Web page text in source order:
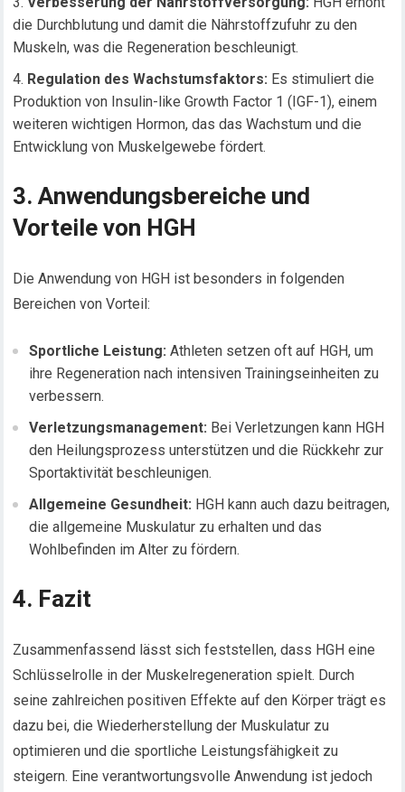
die Durchblutung und damit die Nährstoffzufuhr zu den
Muskeln, was die Regeneration beschleunigt.
Regulation des Wachstumsfaktors: Es stimuliert die
Produktion von Insulin-like Growth Factor 1 (IGF-1), einem
weiteren wichtigen Hormon, das das Wachstum und die
Entwicklung von Muskelgewebe fördert.
3. Anwendungsbereiche und
Vorteile von HGH
Die Anwendung von HGH ist besonders in folgenden
Bereichen von Vorteil:
Sportliche Leistung: Athleten setzen oft auf HGH, um
ihre Regeneration nach intensiven Trainingseinheiten zu
verbessern.
Verletzungsmanagement: Bei Verletzungen kann HGH
den Heilungsprozess unterstützen und die Rückkehr zur
Sportaktivität beschleunigen.
Allgemeine Gesundheit: HGH kann auch dazu beitragen,
die allgemeine Muskulatur zu erhalten und das
Wohlbefinden im Alter zu fördern.
4. Fazit
Zusammenfassend lässt sich feststellen, dass HGH eine
Schlüsselrolle in der Muskelregeneration spielt. Durch
seine zahlreichen positiven Effekte auf den Körper trägt es
dazu bei, die Wiederherstellung der Muskulatur zu
optimieren und die sportliche Leistungsfähigkeit zu
steigern. Eine verantwortungsvolle Anwendung ist jedoch